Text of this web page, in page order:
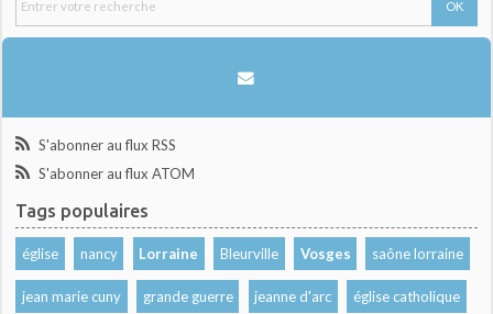
S'abonner au flux RSS
S'abonner au flux ATOM
Tags populaires
église nancy Lorraine Bleurville Vosges saône lorraine
jean marie cuny grande guerre jeanne d'arc église catholique